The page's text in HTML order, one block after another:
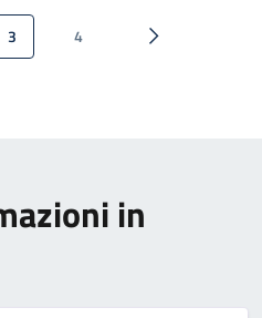
Pagina attuale
3 Pagina
4 Pagina
in